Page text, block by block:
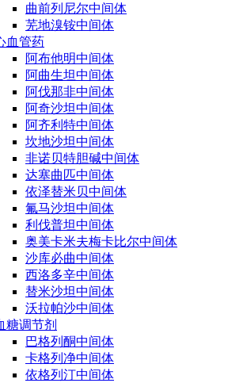
曲前列尼尔中间体
芜地溴铵中间体
血管药
阿布他明中间体
阿曲生坦中间体
阿伐那非中间体
阿奇沙坦中间体
阿齐利特中间体
坎地沙坦中间体
非诺贝特胆碱中间体
达塞曲匹中间体
依泽替米贝中间体
氟马沙坦中间体
利伐普坦中间体
奥美卡米夫梅卡比尔中间体
沙库必曲中间体
西洛多辛中间体
替米沙坦中间体
沃拉帕沙中间体
糖调节剂
巴格列酮中间体
卡格列净中间体
依格列汀中间体